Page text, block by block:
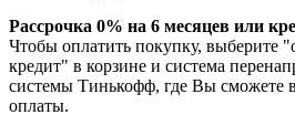
Рассрочка 0% на 6 месяцев или
Чтобы оплатить покупку, выберите
кредит" в корзине и система
системы Тинькофф, где Вы сможете
оплаты.